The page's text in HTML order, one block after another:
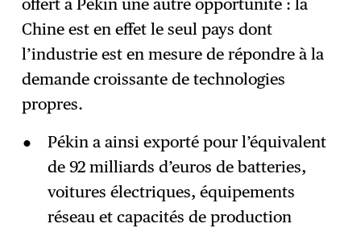
offert à Pékin une autre opportunité : la
Chine est en effet le seul pays dont
l’industrie est en mesure de répondre à la
demande croissante de technologies
propres.
Pékin a ainsi exporté pour l’équivalent
de 92 milliards d’euros de batteries,
voitures électriques, équipements
réseau et capacités de production